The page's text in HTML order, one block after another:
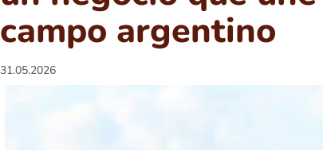
campo argentino
31.05.2026